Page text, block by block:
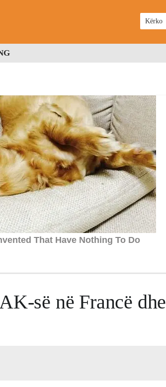
së në Francë dhe